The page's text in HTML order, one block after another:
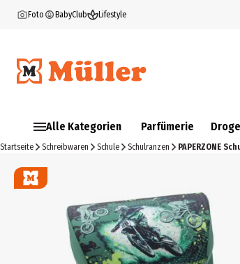
Foto BabyClub Lifestyle
Alle Kategorien Parfümerie
Startseite Schreibwaren Schule Schulranzen PAPERZONE